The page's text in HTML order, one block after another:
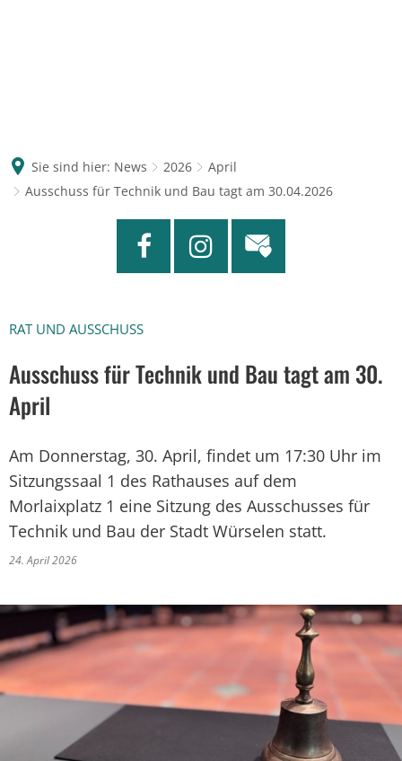
Sie sind hier: News 2026
April
Ausschuss für Technik und Bau tagt am 30.04.2026
RAT UND AUSSCHUSS
Ausschuss für Technik und Bau tagt am 30.
April
Am Donnerstag, 30. April, findet um 17:30 Uhr im
Sitzungssaal 1 des Rathauses auf dem
Morlaixplatz 1 eine Sitzung des Ausschusses für
Technik und Bau der Stadt Würselen statt.
24. April 2026